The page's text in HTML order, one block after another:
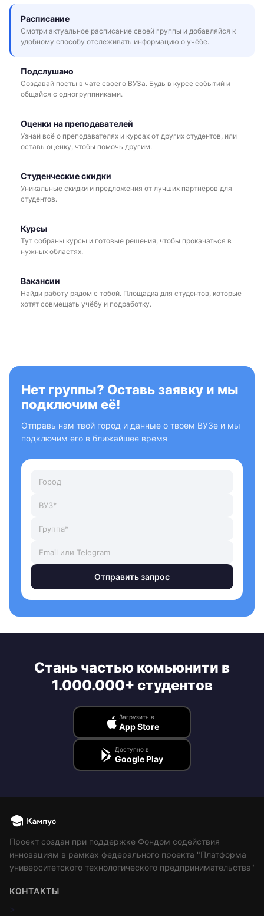
Расписание
Смотри актуальное расписание своей группы и добавляйся к
удобному способу отслеживать информацию о учёбе.
Подслушано
Создавай посты в чате своего ВУЗа. Будь в курсе событий и
общайся с одногруппниками.
Оценки на преподавателей
Узнай всё о преподавателях и курсах от других студентов, или
оставь оценку, чтобы помочь другим.
Студенческие скидки
Уникальные скидки и предложения от лучших партнёров для
студентов.
Курсы
Тут собраны курсы и готовые решения, чтобы прокачаться в
нужных областях.
Вакансии
Найди работу рядом с тобой. Площадка для студентов, которые
хотят совмещать учёбу и подработку.
Нет группы? Оставь заявку и мы
подключим её!
Отправь нам твой город и данные о твоем ВУЗе и мы
подключим его в ближайшее время
Отправить запрос
Стань частью комьюнити в
1.000.000+ студентов
Загрузить в
App Store
Доступно в
Google Play
Проект создан при поддержке Фондом содействия
инновациям в рамках федерального проекта "Платформа
университетского технологического предпринимательства"
КОНТАКТЫ
>